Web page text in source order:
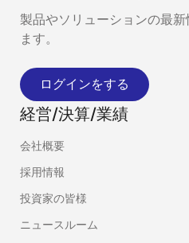
製品やソリューションの最
ます。
ログインをする
経営/決算/業績
会社概要
採用情報
投資家の皆様
ニュースルーム